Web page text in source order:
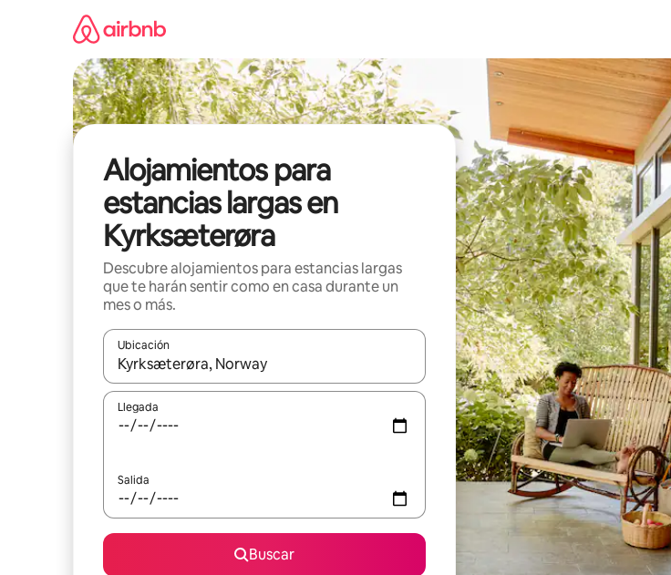
Alojamientos para
estancias largas en
Kyrksæterøra
Descubre alojamientos para estancias largas
que te harán sentir como en casa durante un
mes o más.
Ubicación
Cuando los resultados estén disponibles, podrás navegar usando las teclas de las flechas
Llegada
Salida
Buscar